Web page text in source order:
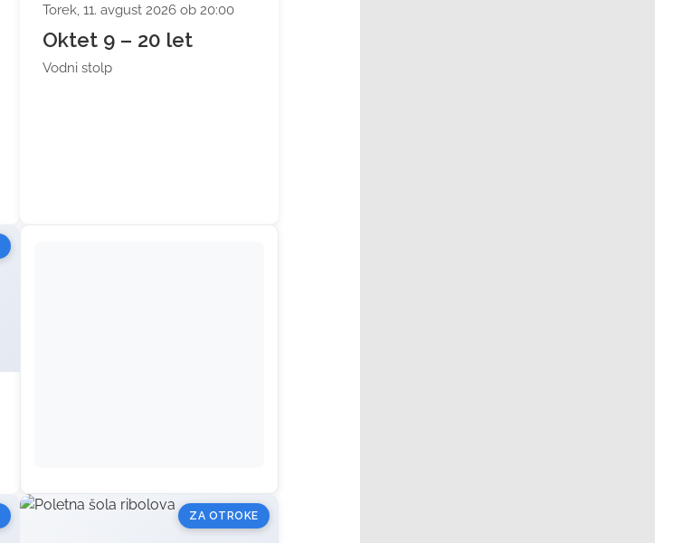
Torek, 11. avgust 2026 ob 20:00
Oktet 9 – 20 let
Vodni stolp
ZA OTROKE